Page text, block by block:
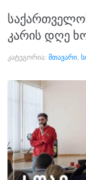
კარის დღე
კატეგორია: მთავარი